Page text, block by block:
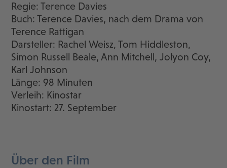
Regie: Terence Davies
Buch: Terence Davies, nach dem Drama von
Terence Rattigan
Darsteller: Rachel Weisz, Tom Hiddleston,
Simon Russell Beale, Ann Mitchell, Jolyon Coy,
Karl Johnson
Länge: 98 Minuten
Verleih: Kinostar
Kinostart: 27. September
Über den Film